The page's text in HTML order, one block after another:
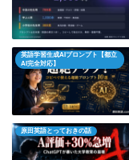
英語学習生成AIプロンプト【都立
AI完全対応】
原田英語とっておきの話